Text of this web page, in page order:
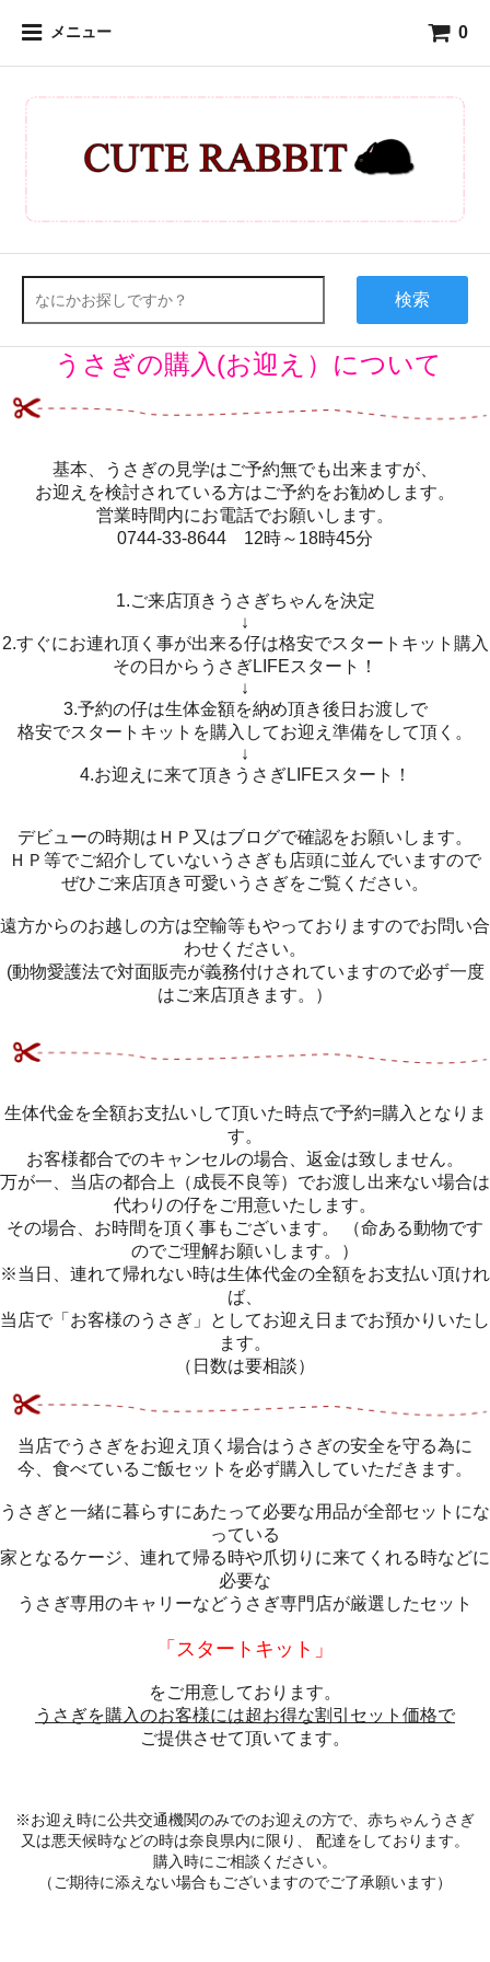
メニュー 0
検索
うさぎの購入(お迎え）について
基本、うさぎの見学はご予約無でも出来ますが、
お迎えを検討されている方はご予約をお勧めします。
営業時間内にお電話でお願いします。
0744-33-8644 12時～18時45分
1.ご来店頂きうさぎちゃんを決定
↓
2.すぐにお連れ頂く事が出来る仔は格安でスタートキット購入
その日からうさぎLIFEスタート！
↓
3.予約の仔は生体金額を納め頂き後日お渡しで
格安でスタートキットを購入してお迎え準備をして頂く。
↓
4.お迎えに来て頂きうさぎLIFEスタート！
デビューの時期はＨＰ又はブログで確認をお願いします。
ＨＰ等でご紹介していないうさぎも店頭に並んでいますので
ぜひご来店頂き可愛いうさぎをご覧ください。
遠方からのお越しの方は空輸等もやっておりますのでお問い合
わせください。
(動物愛護法で対面販売が義務付けされていますので必ず一度
はご来店頂きます。）
生体代金を全額お支払いして頂いた時点で予約=購入となりま
す。
お客様都合でのキャンセルの場合、返金は致しません。
万が一、当店の都合上（成長不良等）でお渡し出来ない場合は
代わりの仔をご用意いたします。
その場合、お時間を頂く事もございます。 （命ある動物です
のでご理解お願いします。）
※当日、連れて帰れない時は生体代金の全額をお支払い頂けれ
ば、
当店で「お客様のうさぎ」としてお迎え日までお預かりいたし
ます。
（日数は要相談）
当店でうさぎをお迎え頂く場合はうさぎの安全を守る為に
今、食べているご飯セットを必ず購入していただきます。
うさぎと一緒に暮らすにあたって必要な用品が全部セットにな
っている
家となるケージ、連れて帰る時や爪切りに来てくれる時などに
必要な
うさぎ専用のキャリーなどうさぎ専門店が厳選したセット
「スタートキット」
をご用意しております。
うさぎを購入のお客様には超お得な割引セット価格で
ご提供させて頂いてます。
※お迎え時に公共交通機関のみでのお迎えの方で、赤ちゃんうさぎ
又は悪天候時などの時は奈良県内に限り、 配達をしております。
購入時にご相談ください。
（ご期待に添えない場合もございますのでご了承願います）